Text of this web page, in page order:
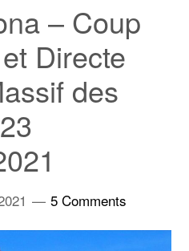
– Coup
Directe
des
5 Comments